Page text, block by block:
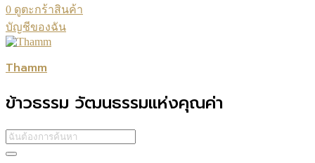
0 ดูตะกร้าสินค้า
บัญชีของฉัน
Thamm
ข้าวธรรม วัฒนธรรมแห่งคุณค่า